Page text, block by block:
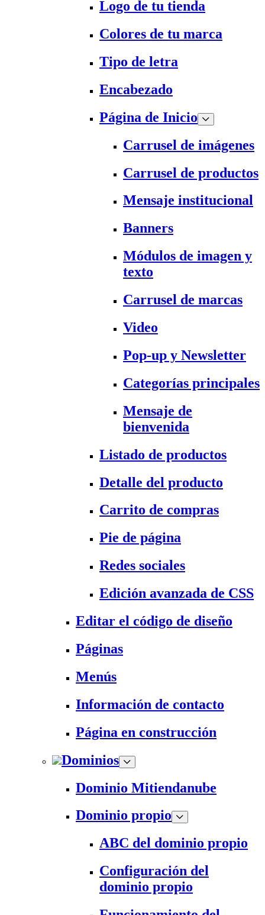
Logo de tu tienda
Colores de tu marca
Tipo de letra
Encabezado
Página de Inicio
Carrusel de imágenes
Carrusel de productos
Mensaje institucional
Banners
Módulos de imagen y
texto
Carrusel de marcas
Video
Pop-up y Newsletter
Categorías principales
Mensaje de
bienvenida
Listado de productos
Detalle del producto
Carrito de compras
Pie de página
Redes sociales
Edición avanzada de CSS
Editar el código de diseño
Páginas
Menús
Información de contacto
Página en construcción
Dominios
Dominio Mitiendanube
Dominio propio
ABC del dominio propio
Configuración del
dominio propio